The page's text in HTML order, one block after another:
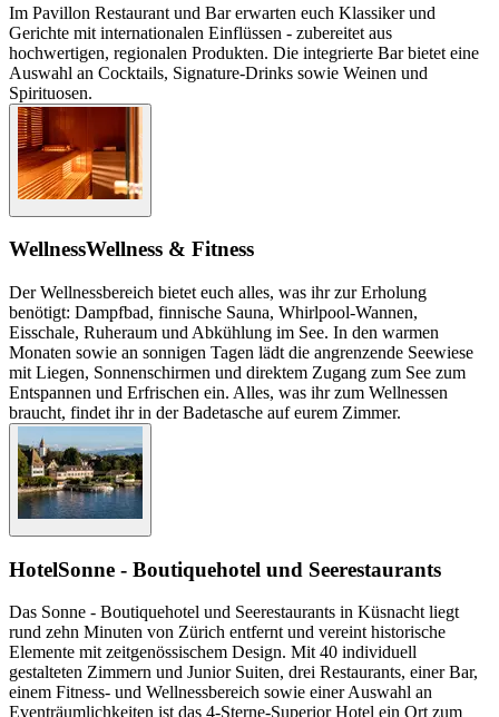
Im Pavillon Restaurant und Bar erwarten euch Klassiker und
Gerichte mit internationalen Einflüssen - zubereitet aus
hochwertigen, regionalen Produkten. Die integrierte Bar bietet eine
Auswahl an Cocktails, Signature-Drinks sowie Weinen und
Spirituosen.
WellnessWellness & Fitness
Der Wellnessbereich bietet euch alles, was ihr zur Erholung
benötigt: Dampfbad, finnische Sauna, Whirlpool-Wannen,
Eisschale, Ruheraum und Abkühlung im See. In den warmen
Monaten sowie an sonnigen Tagen lädt die angrenzende Seewiese
mit Liegen, Sonnenschirmen und direktem Zugang zum See zum
Entspannen und Erfrischen ein. Alles, was ihr zum Wellnessen
braucht, findet ihr in der Badetasche auf eurem Zimmer.
HotelSonne - Boutiquehotel und Seerestaurants
Das Sonne - Boutiquehotel und Seerestaurants in Küsnacht liegt
rund zehn Minuten von Zürich entfernt und vereint historische
Elemente mit zeitgenössischem Design. Mit 40 individuell
gestalteten Zimmern und Junior Suiten, drei Restaurants, einer Bar,
einem Fitness- und Wellnessbereich sowie einer Auswahl an
Eventräumlichkeiten ist das 4-Sterne-Superior Hotel ein Ort zum